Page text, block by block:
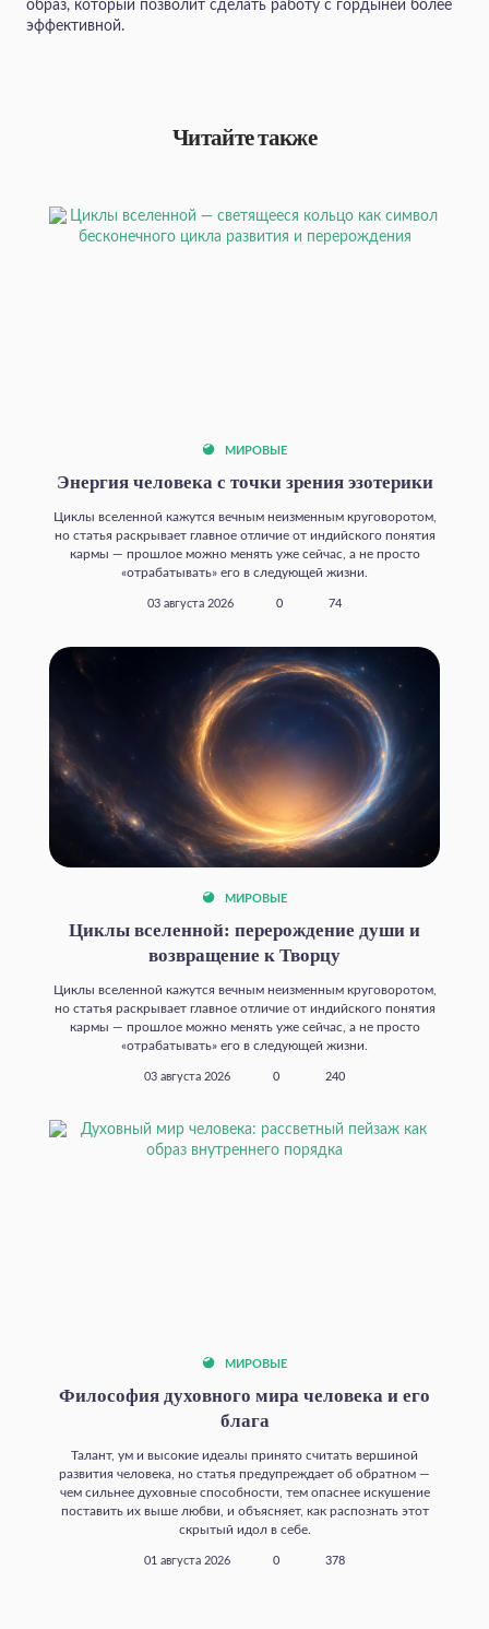
образ, который позволит сделать работу с гордыней более
эффективной.
Читайте также
МИРОВЫЕ
Энергия человека с точки зрения эзотерики
Циклы вселенной кажутся вечным неизменным круговоротом,
но статья раскрывает главное отличие от индийского понятия
кармы — прошлое можно менять уже сейчас, а не просто
«отрабатывать» его в следующей жизни.
03 августа 2026 0 74
МИРОВЫЕ
Циклы вселенной: перерождение души и
возвращение к Творцу
Циклы вселенной кажутся вечным неизменным круговоротом,
но статья раскрывает главное отличие от индийского понятия
кармы — прошлое можно менять уже сейчас, а не просто
«отрабатывать» его в следующей жизни.
03 августа 2026 0 240
МИРОВЫЕ
Философия духовного мира человека и его
блага
Талант, ум и высокие идеалы принято считать вершиной
развития человека, но статья предупреждает об обратном —
чем сильнее духовные способности, тем опаснее искушение
поставить их выше любви, и объясняет, как распознать этот
скрытый идол в себе.
01 августа 2026 0 378